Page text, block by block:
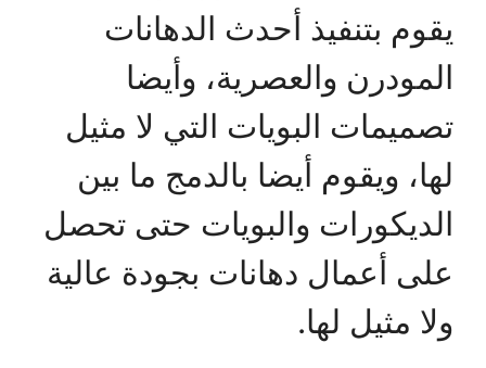
يقوم بتنفيذ أحدث الدهانات
المودرن والعصرية، وأيضا
تصميمات البويات التي لا مثيل
لها، ويقوم أيضا بالدمج ما بين
الديكورات والبويات حتى تحصل
على أعمال دهانات بجودة عالية
ولا مثيل لها.